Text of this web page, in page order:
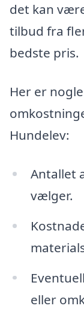
det kan
tilbud fra
bedste pris.
Her er
Hundelev:
Antallet
vælger.
eller